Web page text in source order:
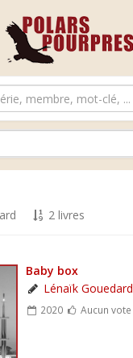
2 livres
Baby box
Lénaïk Gouedard
2020 Aucun vote